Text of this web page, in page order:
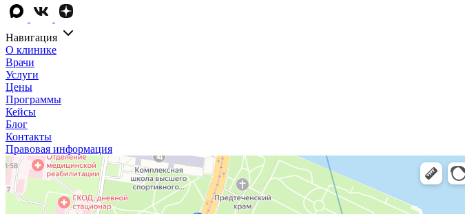
Навигация
О клинике
Врачи
Услуги
Цены
Программы
Кейсы
Блог
Контакты
Правовая информация